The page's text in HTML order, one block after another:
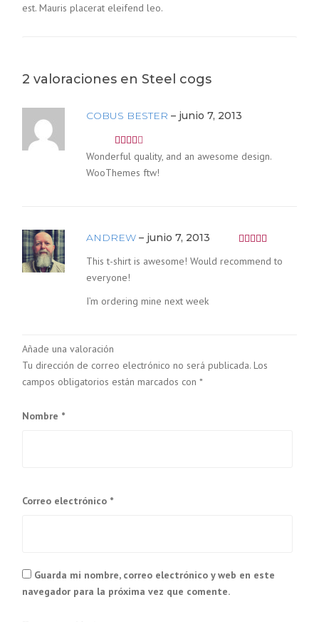
est. Mauris placerat eleifend leo.
2 valoraciones en Steel cogs
COBUS BESTER – junio 7, 2013
Valorado
Wonderful quality, and an awesome design.
WooThemes ftw!
ANDREW – junio 7, 2013
con5
This t-shirt is awesome! Would recommend to
everyone!
I’m ordering mine next week
Añade una valoración
Tu dirección de correo electrónico no será publicada. Los
campos obligatorios están marcados con *
Nombre *
Correo electrónico *
Guarda mi nombre, correo electrónico y web en este
navegador para la próxima vez que comente.